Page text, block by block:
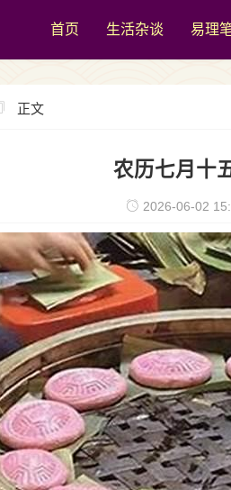
首页 生活杂谈 易理
正文
农历七月十
2026-06-02